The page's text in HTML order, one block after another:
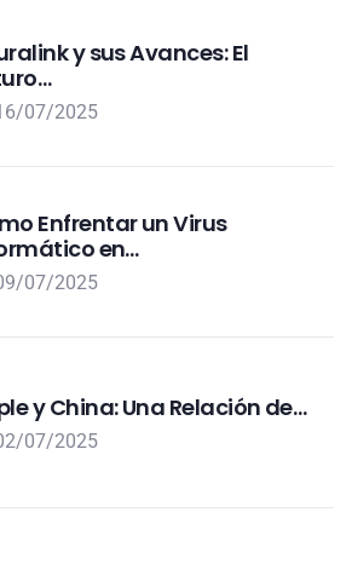
y sus Avances: El
07/2025
Enfrentar un Virus
en…
07/2025
y China: Una Relación de…
07/2025